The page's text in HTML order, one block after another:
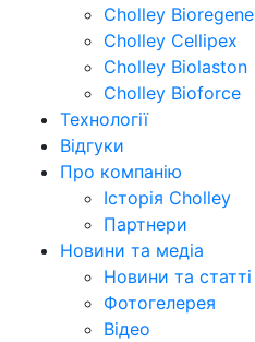
Cholley Bioregene
Cholley Cellipex
Cholley Biolaston
Cholley Bioforce
Технології
Відгуки
Про компанію
Історія Cholley
Партнери
Новини та медіа
Новини та статті
Фотогелерея
Відео